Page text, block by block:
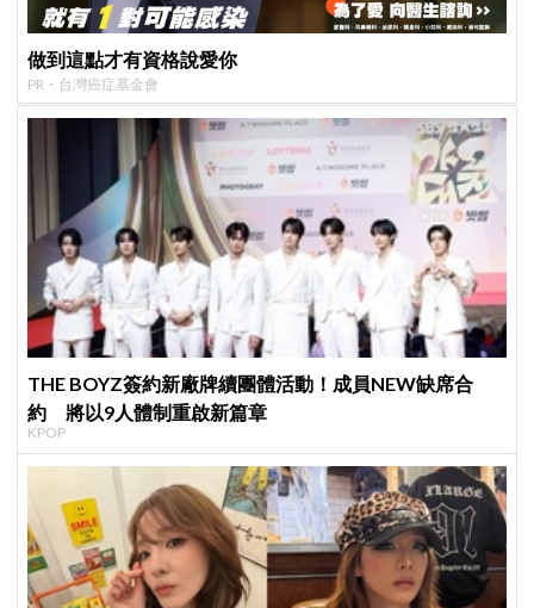
做到這點才有資格說愛你
PR・台灣癌症基金會
THE BOYZ簽約新廠牌續團體活動！成員NEW缺席合
約 將以9人體制重啟新篇章
KPOP